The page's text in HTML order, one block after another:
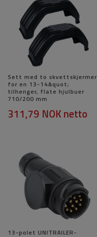
Sett med to skvettskjermer
for en 13-14&quot;
tilhenger, flate hjulbuer
710/200 mm
311,79 NOKnetto
13-polet UNITRAILER-